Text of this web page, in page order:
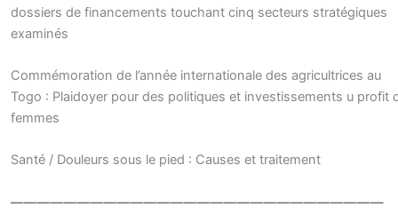
dossiers de financements touchant cinq secteurs stratégiques
examinés
Commémoration de l’année internationale des agricultrices au
Togo : Plaidoyer pour des politiques et investissements u profit
femmes
Santé / Douleurs sous le pied : Causes et traitement
————————————————————————————